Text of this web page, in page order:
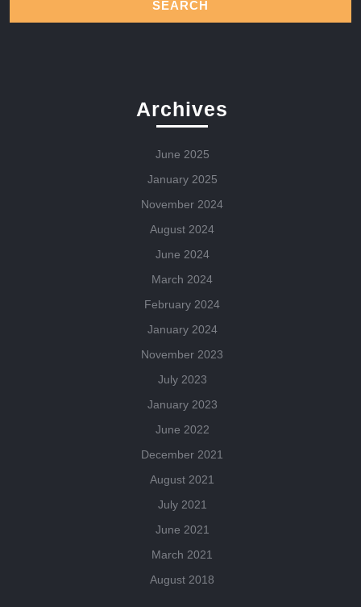
Archives
June 2025
January 2025
November 2024
August 2024
June 2024
March 2024
February 2024
January 2024
November 2023
July 2023
January 2023
June 2022
December 2021
August 2021
July 2021
June 2021
March 2021
August 2018